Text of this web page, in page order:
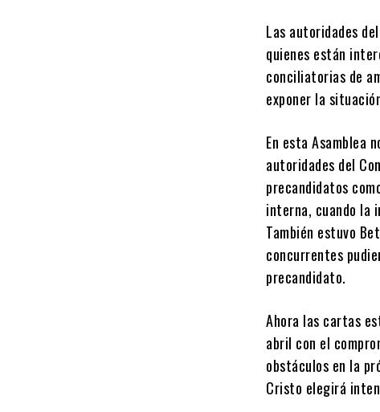
Las autoridades
quienes están
conciliatorias de
exponer la
En esta Asamblea
autoridades del
precandidatos
interna, cuando la
También estuvo
concurrentes
precandidato.
Ahora las cartas
abril con el
obstáculos en la
Cristo elegirá